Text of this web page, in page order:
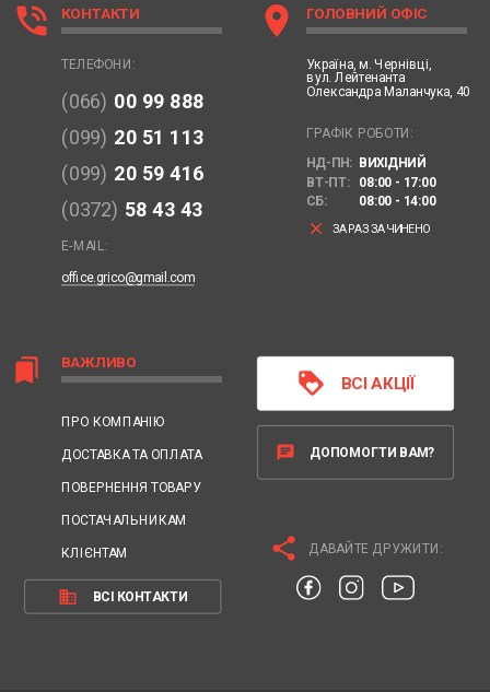
bookmarks ВАЖЛИВО
ПРО КОМПАНІЮ
ДОСТАВКА ТА ОПЛАТА
ПОВЕРНЕННЯ ТОВАРУ
ПОСТАЧАЛЬНИКАМ
КЛІЄНТАМ
business ВСІ КОНТАКТИ
phone_in_talk КОНТАКТИ
ТЕЛЕФОНИ:
(066) 00 99 888
(099) 20 51 113
(099) 20 59 416
(0372) 58 43 43
E-MAIL:
office.grico@gmail.com
location_on ГОЛОВНИЙ ОФІС
Україна, м. Чернівці,
вул. Лейтенанта
Олександра Маланчука, 40
ГРАФІК РОБОТИ:
НД-ПН: ВИХІДНИЙ
ВТ-ПТ:
08:00 - 17:00
СБ:
08:00 - 14:00
clear ЗАРАЗ ЗАЧИНЕНО
loyalty ВСІ АКЦІЇ
chat ДОПОМОГТИ ВАМ?
share ДАВАЙТЕ ДРУЖИТИ: